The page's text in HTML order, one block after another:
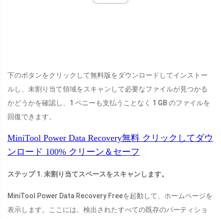
下のボタンをクリックして無料版をダウンロードしてインストー
ルし、未割り当て領域をスキャンして必要なファイルが見つかる
かどうかを確認し、1 ペニーも支払うことなく 1 GB のファイルを
回復できます。
MiniTool Power Data Recovery無料 クリックしてダウ
ンロード 100% クリーン＆セーフ
ステップ 1. 未割り当てスペースをスキャンします。
MiniTool Power Data Recovery Freeを起動して、ホームページを
表示します。ここには、検出されたすべての既存のパーティショ